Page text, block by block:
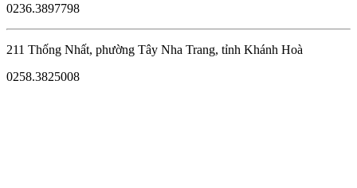
0236.3897798
211 Thống Nhất, phường Tây Nha Trang, tỉnh Khánh Hoà
0258.3825008